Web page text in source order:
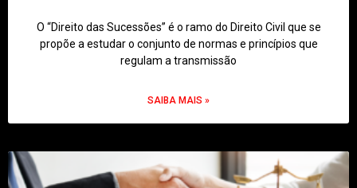
O “Direito das Sucessões” é o ramo do Direito Civil que se
propõe a estudar o conjunto de normas e princípios que
regulam a transmissão
SAIBA MAIS »